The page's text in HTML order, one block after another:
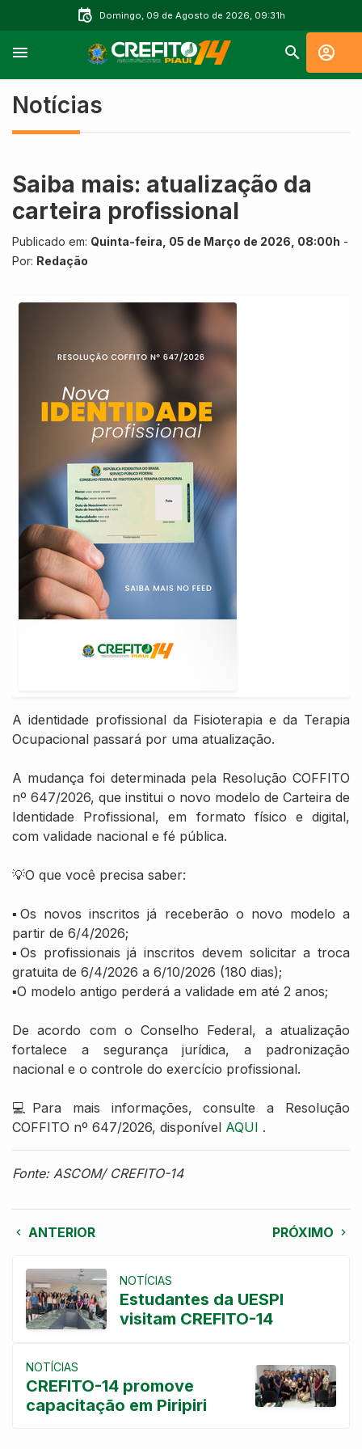
Domingo, 09 de Agosto de 2026, 09:31h
Notícias
Saiba mais: atualização da
carteira profissional
Publicado em: Quinta-feira, 05 de Março de 2026, 08:00h -
Por: Redação
A identidade profissional da Fisioterapia e da Terapia
Ocupacional passará por uma atualização.
A mudança foi determinada pela Resolução COFFITO
nº 647/2026, que institui o novo modelo de Carteira de
Identidade Profissional, em formato físico e digital,
com validade nacional e fé pública.
💡O que você precisa saber:
▪️Os novos inscritos já receberão o novo modelo a
partir de 6/4/2026;
▪️Os profissionais já inscritos devem solicitar a troca
gratuita de 6/4/2026 a 6/10/2026 (180 dias);
▪️O modelo antigo perderá a validade em até 2 anos;
De acordo com o Conselho Federal, a atualização
fortalece a segurança jurídica, a padronização
nacional e o controle do exercício profissional.
💻Para mais informações, consulte a Resolução
COFFITO nº 647/2026, disponível AQUI .
Fonte: ASCOM/ CREFITO-14
ANTERIOR PRÓXIMO
NOTÍCIAS
Estudantes da UESPI
visitam CREFITO-14
NOTÍCIAS
CREFITO-14 promove
capacitação em Piripiri